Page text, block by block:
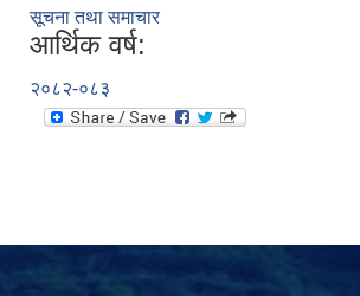
सूचना तथा समाचार
आर्थिक वर्ष:
२०८२-०८३